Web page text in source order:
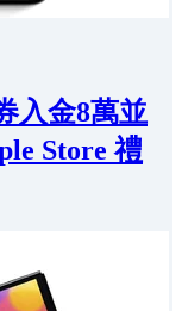
入金8萬並
Store 禮